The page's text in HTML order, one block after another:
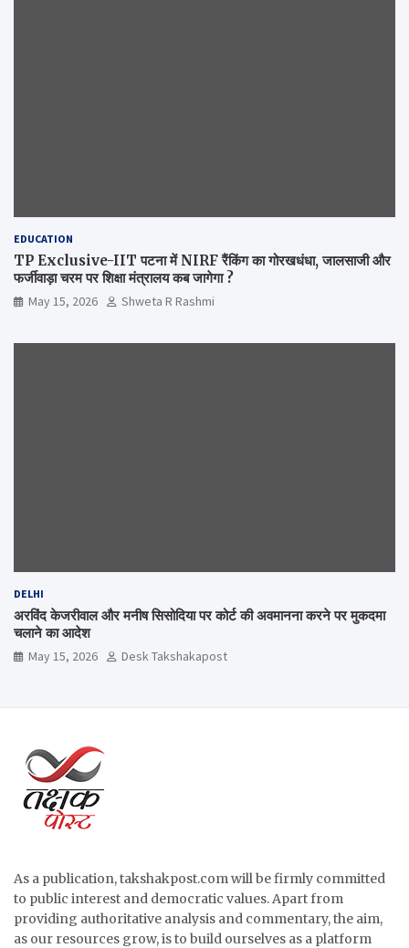
EDUCATION
TP Exclusive-IIT पटना में NIRF रैंकिंग का गोरखधंधा, जालसाजी और
फर्जीवाड़ा चरम पर शिक्षा मंत्रालय कब जागेगा ?
May 15, 2026 Shweta R Rashmi
DELHI
अरविंद केजरीवाल और मनीष सिसोदिया पर कोर्ट की अवमानना करने पर मुकदमा
चलाने का आदेश
May 15, 2026 Desk Takshakapost
As a publication, takshakpost.com will be firmly committed
to public interest and democratic values. Apart from
providing authoritative analysis and commentary, the aim,
as our resources grow, is to build ourselves as a platform